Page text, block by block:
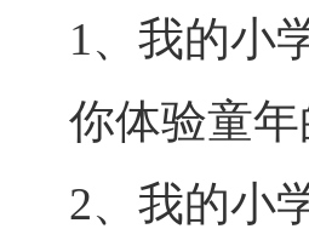
1、我的小
你体验童年
2、我的小